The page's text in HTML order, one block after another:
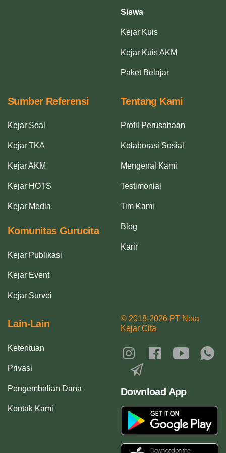
Siswa
Kejar Kuis
Kejar Kuis AKM
Paket Belajar
Sumber Referensi
Kejar Soal
Kejar TKA
Kejar AKM
Kejar HOTS
Kejar Media
Komunitas Gurucita
Kejar Publikasi
Kejar Event
Kejar Survei
Tentang Kami
Profil Perusahaan
Kolaborasi Sosial
Mengenal Kami
Testimonial
Tim Kami
Blog
Karir
Lain-Lain
Ketentuan
Privasi
Pengembalian Dana
Kontak Kami
© 2018-2026 PT Nota
Kejar Cita
Download App